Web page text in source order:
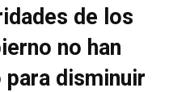
de los
no han
disminuir